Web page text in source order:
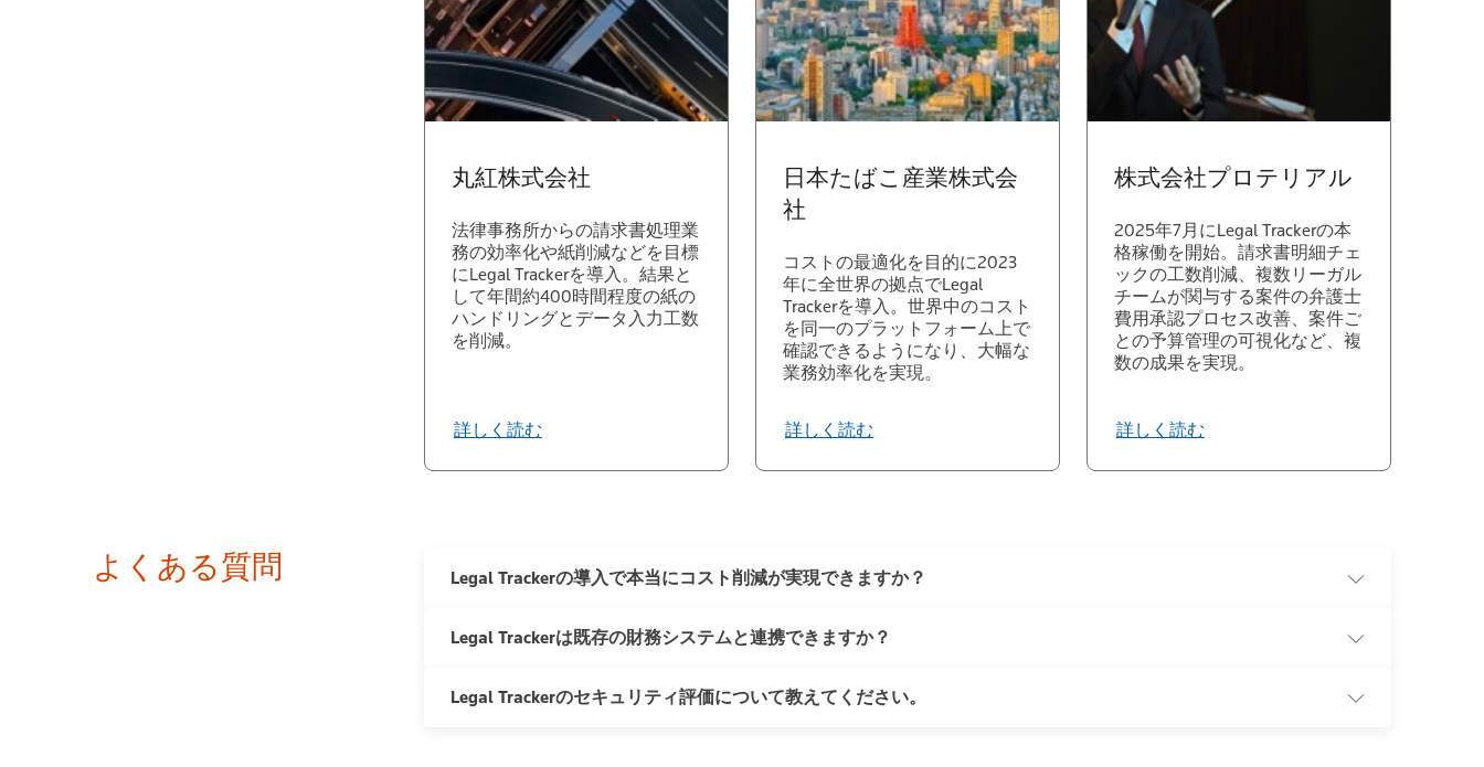
丸紅株式会社
法律事務所からの請求書処理業
務の効率化や紙削減などを目標
にLegal Trackerを導入。結果と
して年間約400時間程度の紙の
ハンドリングとデータ入力工数
を削減。
詳しく読む
日本たばこ産業株式会
社
コストの最適化を目的に2023
年に全世界の拠点でLegal
Trackerを導入。世界中のコスト
を同一のプラットフォーム上で
確認できるようになり、大幅な
業務効率化を実現。
詳しく読む
株式会社プロテリアル
2025年7月にLegal Trackerの本
格稼働を開始。請求書明細チェ
ックの工数削減、複数リーガル
チームが関与する案件の弁護士
費用承認プロセス改善、案件ご
との予算管理の可視化など、複
数の成果を実現。
詳しく読む
よくある質問 Legal Trackerの導入で本当にコスト削減が実現できますか？
大幅な削減が可能です。トムソン・ロイターは2023年に、第三者機関であるフォレスター・コンサルティングに依頼し
企業をモデルに分析。導入前は手作業が多く、支出管理が徹底できていない状況でしたが導入後には効率が上がり、外部
への支出が平均で7%以上削減されたという結果が出ています。企業によっては2.5%から、最大15%のコスト削減が報告さ
Legal Trackerは既存の財務システムと連携できますか？
はい、可能です。API連携により、Legal TrackerはERP（統合基幹業務システム）や会計ソフトウェアなどの財務システム
Legal Trackerのセキュリティ評価について教えてください。